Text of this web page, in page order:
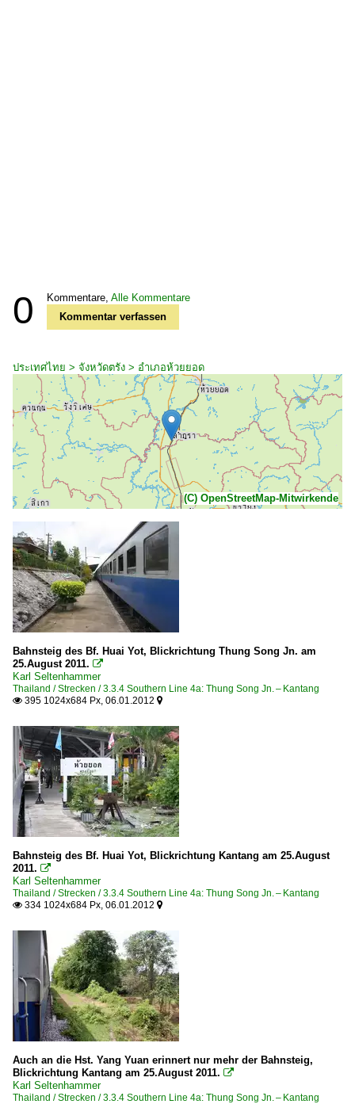
0 Kommentare, Alle Kommentare
Kommentar verfassen
ประเทศไทย > จังหวัดตรัง > อำเภอห้วยยอด
(C) OpenStreetMap-Mitwirkende
Bahnsteig des Bf. Huai Yot, Blickrichtung Thung Song Jn. am
25.August 2011. 
Karl Seltenhammer
Thailand / Strecken / 3.3.4 Southern Line 4a: Thung Song Jn. – Kantang
 395 1024x684 Px, 06.01.2012 
Bahnsteig des Bf. Huai Yot, Blickrichtung Kantang am 25.August
2011. 
Karl Seltenhammer
Thailand / Strecken / 3.3.4 Southern Line 4a: Thung Song Jn. – Kantang
 334 1024x684 Px, 06.01.2012 
Auch an die Hst. Yang Yuan erinnert nur mehr der Bahnsteig,
Blickrichtung Kantang am 25.August 2011. 
Karl Seltenhammer
Thailand / Strecken / 3.3.4 Southern Line 4a: Thung Song Jn. – Kantang